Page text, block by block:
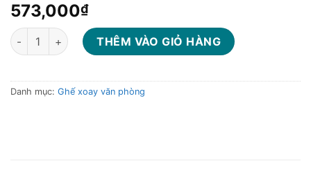
573,000₫
Ghế xoay văn phòng 190 GX10 số lượng
THÊM VÀO GIỎ HÀNG
Danh mục: Ghế xoay văn phòng